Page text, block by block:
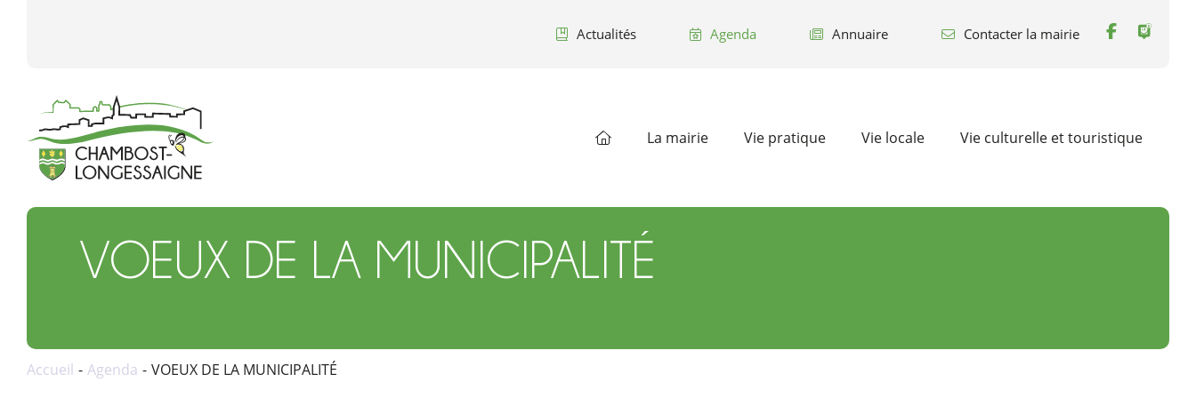
Actualités Agenda Annuaire Contacter la mairie
La mairie Vie pratique Vie locale Vie culturelle et touristique
VOEUX DE LA MUNICIPALITÉ
Accueil Agenda VOEUX DE LA MUNICIPALITÉ